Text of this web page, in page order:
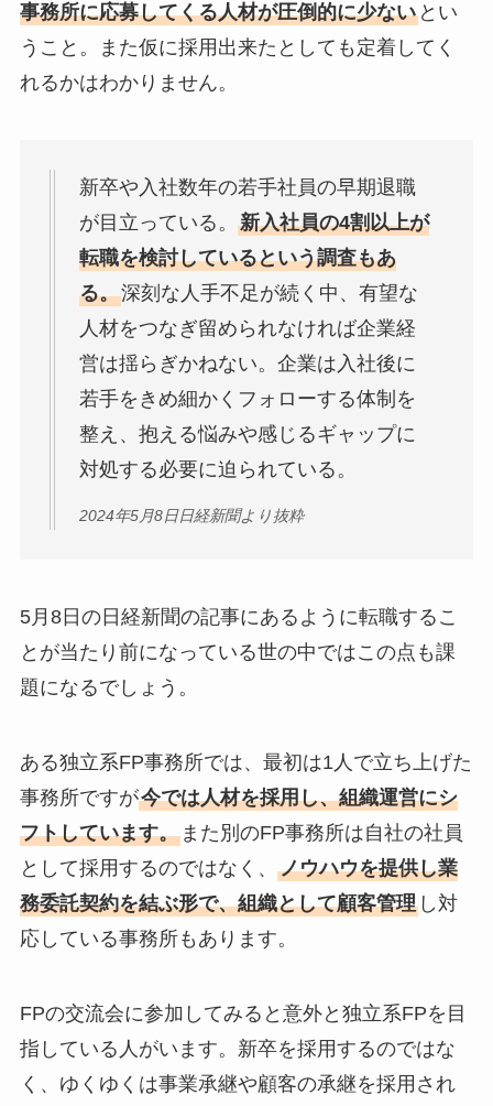
事務所に応募してくる人材が圧倒的に少ないとい
うこと。また仮に採用出来たとしても定着してく
れるかはわかりません。
新卒や入社数年の若手社員の早期退職
が目立っている。 新入社員の4割以上が
転職を検討しているという調査もあ
る。深刻な人手不足が続く中、有望な
人材をつなぎ留められなければ企業経
営は揺らぎかねない。企業は入社後に
若手をきめ細かくフォローする体制を
整え、抱える悩みや感じるギャップに
対処する必要に迫られている。
2024年5月8日日経新聞より抜粋
5月8日の日経新聞の記事にあるように転職するこ
とが当たり前になっている世の中ではこの点も課
題になるでしょう。
ある独立系FP事務所では、最初は1人で立ち上げた
事務所ですが今では人材を採用し、組織運営にシ
フトしています。また別のFP事務所は自社の社員
として採用するのではなく、 ノウハウを提供し業
務委託契約を結ぶ形で、組織として顧客管理し対
応している事務所もあります。
FPの交流会に参加してみると意外と独立系FPを目
指している人がいます。新卒を採用するのではな
く、ゆくゆくは事業承継や顧客の承継を採用され